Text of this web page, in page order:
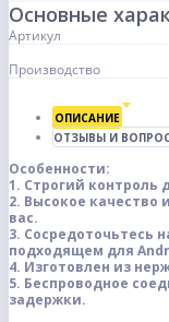
Основные
Артикул
Производство
ОПИСАНИЕ
ОТЗЫВЫ И
Особенности:
1. Строгий контроль
2. Высокое
вас.
3. Сосредоточьтесь
подходящем для
4. Изготовлен из
5. Беспроводное
задержки.